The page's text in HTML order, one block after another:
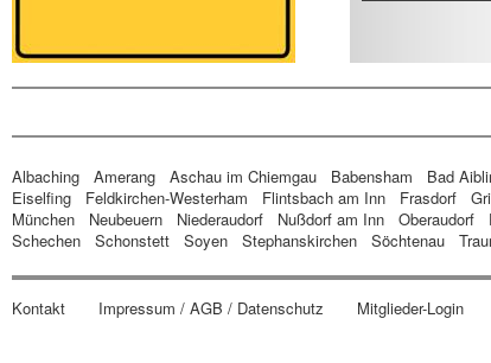
Albaching Amerang Aschau im Chiemgau Babensham Bad
Eiselfing
Feldkirchen-Westerham Flintsbach am Inn Frasdorf
München
Neubeuern Niederaudorf Nußdorf am Inn Oberaudorf
Schechen
Schonstett Soyen Stephanskirchen Söchtenau
Kontakt Impressum / AGB / Datenschutz Mitglieder-Login